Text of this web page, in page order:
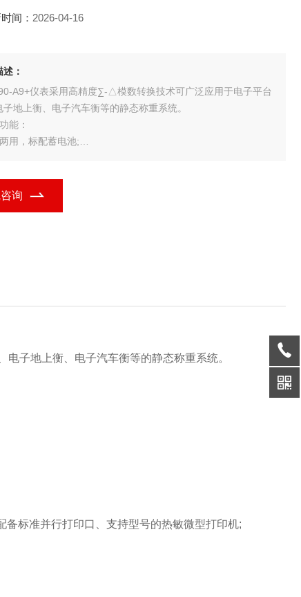
间： 2026-04-16
：
A9+仪表采用高精度∑-△模数转换技术可广泛应用于电子平台
子地上衡、电子汽车衡等的静态称重系统。
能：
用，标配蓄电池;
点线性修正功能，两种补
询
子地上衡、电子汽车衡等的静态称重系统。
标准并行打印口、支持型号的热敏微型打印机;